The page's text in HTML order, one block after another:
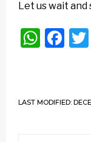
Let us wait and
LAST MODIFIED: